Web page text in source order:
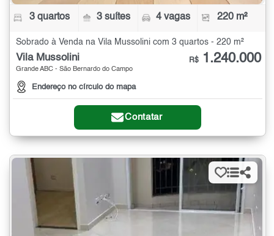
3 quartos 3 suítes 4 vagas 220 m²
Sobrado à Venda na Vila Mussolini com 3 quartos - 220 m²
Vila Mussolini
Grande ABC - São Bernardo do Campo
Endereço no círculo do mapa
R$ 1.240.000
Contatar